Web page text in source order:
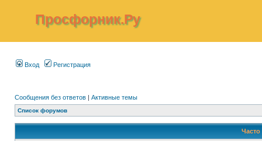
Просфорник.Ру
Вход Регистрация
Сообщения без ответов | Активные темы
Список форумов